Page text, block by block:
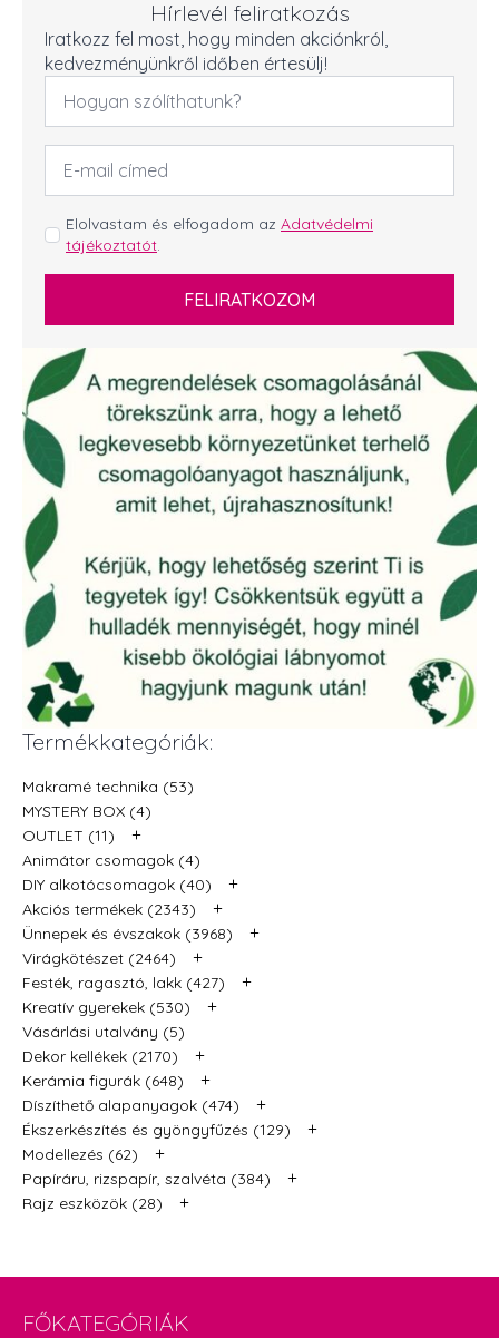
Hírlevél feliratkozás
Iratkozz fel most, hogy minden akciónkról,
kedvezményünkről időben értesülj!
Név
Email
cím
GDPR
*
Elolvastam és elfogadom az Adatvédelmi
tájékoztatót.
FELIRATKOZOM
Termékkategóriák:
Makramé technika (53)
MYSTERY BOX (4)
OUTLET (11)
+
Animátor csomagok (4)
DIY alkotócsomagok (40)
+
Akciós termékek (2343) +
Ünnepek és évszakok (3968) +
Virágkötészet (2464) +
Festék, ragasztó, lakk (427) +
Kreatív gyerekek (530) +
Vásárlási utalvány (5)
Dekor kellékek (2170)
+
Kerámia figurák (648) +
Díszíthető alapanyagok (474) +
Ékszerkészítés és gyöngyfűzés (129) +
Modellezés (62) +
Papíráru, rizspapír, szalvéta (384) +
Rajz eszközök (28) +
FŐKATEGÓRIÁK